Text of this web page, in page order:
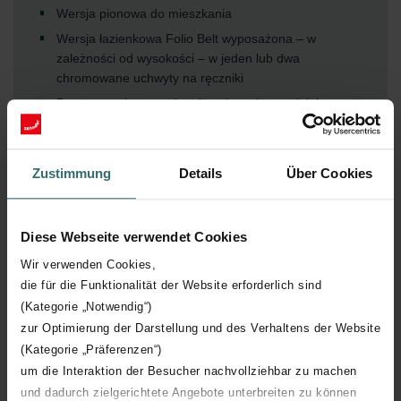
Zustimmung Details Über Cookies
Diese Webseite verwendet Cookies
Wir verwenden Cookies,
die für die Funktionalität der Website erforderlich sind
(Kategorie „Notwendig“)
zur Optimierung der Darstellung und des Verhaltens der Website
(Kategorie „Präferenzen“)
um die Interaktion der Besucher nachvollziehbar zu machen
und dadurch zielgerichtete Angebote unterbreiten zu können
Wersja pionowa do mieszkania
Wersja łazienkowa Folio Belt wyposażona – w
zależności od wysokości – w jeden lub dwa
chromowane uchwyty na ręczniki
Dostępna z konwencjonalnymi przyłączami, jak
również z nowo opracowaną, wbudowaną wersją
Dostępny we wszystkich kolorach z palety barw
Możliwość zasilania wodnego lub zasilania
elektrycznego z programowanym sterownikiem
Lakierowane uchwyty na ręczniki są dostępne w tych
samych kolorach co grzejnik łazienkowy lub można je
zamówić w dowolnym innym kolorze osobno jako
wyposażenie dodatkowe (opcja)
Pokaż więcej